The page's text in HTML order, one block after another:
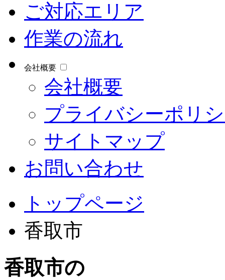
ご対応エリア
作業の流れ
会社概要
会社概要
プライバシーポリ
サイトマップ
お問い合わせ
トップページ
香取市
香取市の